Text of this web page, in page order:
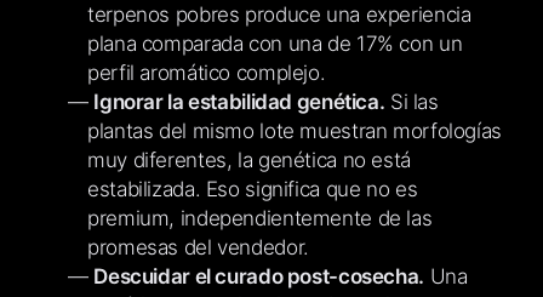
terpenos pobres produce una experiencia
plana comparada con una de 17% con un
perfil aromático complejo.
Ignorar la estabilidad genética. Si las
plantas del mismo lote muestran morfologías
muy diferentes, la genética no está
estabilizada. Eso significa que no es
premium, independientemente de las
promesas del vendedor.
Descuidar el curado post-cosecha. Una